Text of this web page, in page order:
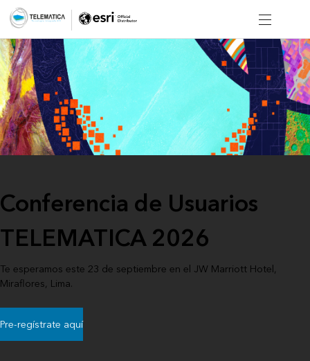
Conferencia de Usuarios
TELEMATICA 2026
Te esperamos este 23 de septiembre en el JW Marriott Hotel,
Miraflores, Lima.
Pre-regístrate aquí